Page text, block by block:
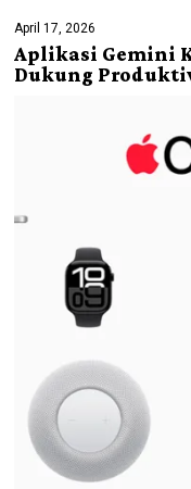
April 17, 2026
Aplikasi Gemini
Dukung